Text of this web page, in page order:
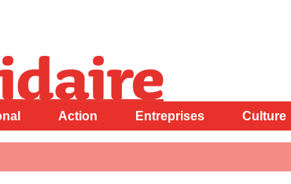
Action Entreprises Culture